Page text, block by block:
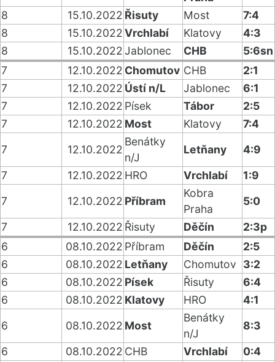
8
15.10.2022 Řisuty Most
7:4
8
15.10.2022Vrchlabí Klatovy
4:3
8
15.10.2022Jablonec CHB
5:6sn
7
12.10.2022 Chomutov CHB
2:1
7
12.10.2022 Ústí n/L Jablonec
6:1
7
12.10.2022 Písek Tábor
2:5
7
12.10.2022 Most Klatovy
7:4
7
12.10.2022
Benátky
n/J
Letňany
4:9
7
12.10.2022 HRO Vrchlabí
1:9
7
12.10.2022 Příbram
Kobra
Praha
5:0
7
12.10.2022 Řisuty Děčín
2:3p
6
08.10.2022 Příbram Děčín
2:5
6
08.10.2022 Letňany Chomutov
3:2
6
08.10.2022 Písek Řisuty
6:4
6
08.10.2022 Klatovy HRO
4:1
6
08.10.2022 Most
Benátky
n/J
8:3
6
08.10.2022 CHB Vrchlabí
0:4